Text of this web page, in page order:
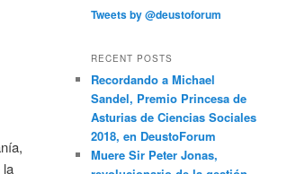
la
Tweets by @deustoforum
RECENT POSTS
Recordando a Michael
Sandel, Premio Princesa de
Asturias de Ciencias Sociales
2018, en DeustoForum
Muere Sir Peter Jonas,